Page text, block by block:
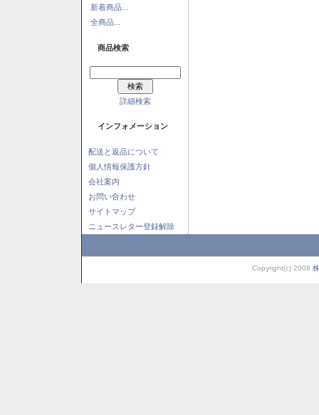
新着商品...
全商品...
商品検索
詳細検索
インフォメーション
配送と返品について
個人情報保護方針
会社案内
お問い合わせ
サイトマップ
ニュースレター登録解除
Copyright(c) 2008